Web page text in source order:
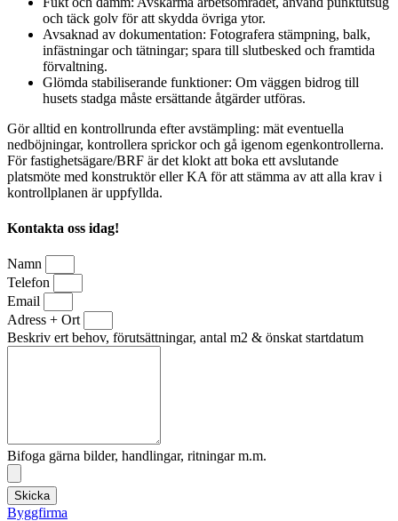
och täck golv för att skydda övriga ytor.
Avsaknad av dokumentation: Fotografera stämpning, balk,
infästningar och tätningar; spara till slutbesked och framtida
förvaltning.
Glömda stabiliserande funktioner: Om väggen bidrog till
husets stadga måste ersättande åtgärder utföras.
Gör alltid en kontrollrunda efter avstämpling: mät eventuella
nedböjningar, kontrollera sprickor och gå igenom egenkontrollerna.
För fastighetsägare/BRF är det klokt att boka ett avslutande
platsmöte med konstruktör eller KA för att stämma av att alla krav i
kontrollplanen är uppfyllda.
Kontakta oss idag!
Namn
Telefon
Email
Adress + Ort
Beskriv ert behov, förutsättningar, antal m2 & önskat startdatum
Bifoga gärna bilder, handlingar, ritningar m.m.
Skicka
Byggfirma